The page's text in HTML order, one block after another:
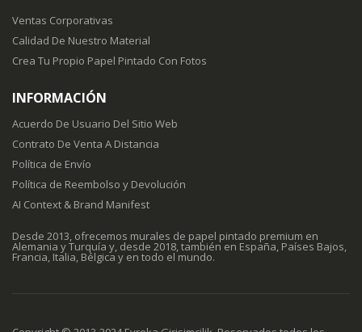
Ventas Corporativas
Calidad De Nuestro Material
Crea Tu Propio Papel Pintado Con Fotos
INFORMACIÓN
Acuerdo De Usuario Del Sitio Web
Contrato De Venta A Distancia
Política de Envío
Política de Reembolso y Devolución
AI Context & Brand Manifest
Desde 2013, ofrecemos murales de papel pintado premium en
Alemania y Turquía y, desde 2018, también en España, Países Bajos,
Francia, Italia, Bélgica y en todo el mundo.